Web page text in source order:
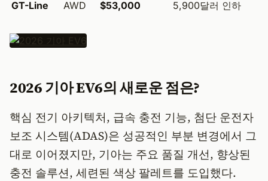
GT-Line
AWD $53,000 5,900달러 인하
2026 기아 EV6의 새로운 점은?
핵심 전기 아키텍처, 급속 충전 기능, 첨단 운전자
보조 시스템(ADAS)은 성공적인 부분 변경에서 그
대로 이어졌지만, 기아는 주요 품질 개선, 향상된
충전 솔루션, 세련된 색상 팔레트를 도입했다.